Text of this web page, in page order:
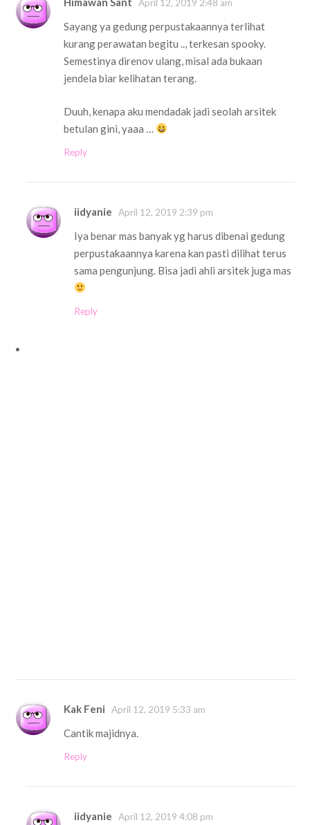
April 12, 2019 2:48 am
Sayang ya gedung perpustakaannya terlihat
kurang perawatan begitu .., terkesan spooky.
Semestinya direnov ulang, misal ada bukaan
jendela biar kelihatan terang.
Duuh, kenapa aku mendadak jadi seolah arsitek
betulan gini, yaaa …
Reply
iidyanie April 12, 2019 2:39 pm
Iya benar mas banyak yg harus dibenai gedung
perpustakaannya karena kan pasti dilihat terus
sama pengunjung. Bisa jadi ahli arsitek juga mas
Reply
Kak Feni April 12, 2019 5:33 am
Cantik majidnya.
Reply
iidyanie April 12, 2019 4:08 pm